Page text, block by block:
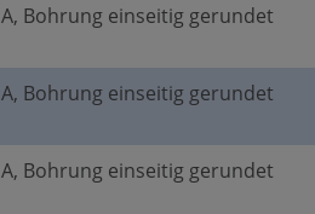
A, Bohrung einseitig gerundet
A, Bohrung einseitig gerundet
A, Bohrung einseitig gerundet